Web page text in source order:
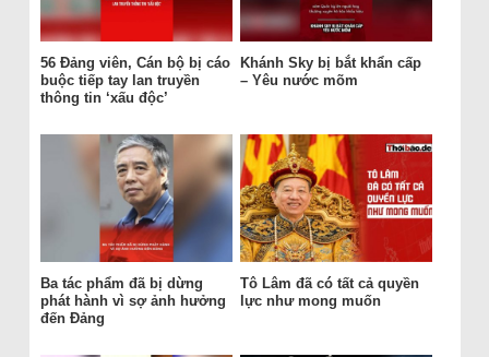
56 Đảng viên, Cán bộ bị cáo
buộc tiếp tay lan truyền
thông tin ‘xấu độc’
Khánh Sky bị bắt khẩn cấp
– Yêu nước mõm
Ba tác phẩm đã bị dừng
phát hành vì sợ ảnh hưởng
đến Đảng
Tô Lâm đã có tất cả quyền
lực như mong muốn